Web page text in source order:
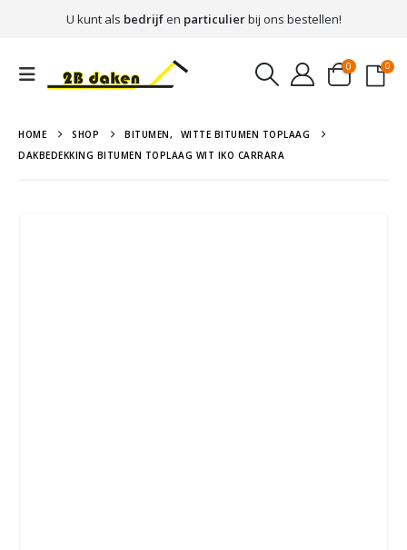
U kunt als bedrijfen particulierbij ons bestellen!
0 0
HOME SHOP BITUMEN,
WITTE BITUMEN TOPLAAG
DAKBEDEKKING BITUMEN TOPLAAG WIT IKO CARRARA